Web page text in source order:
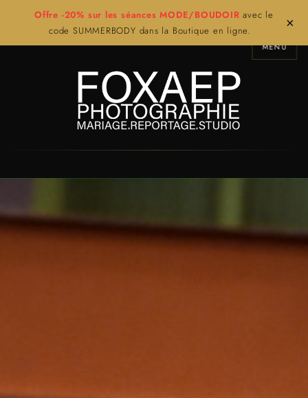
Offre -20% sur les séances MODE/BOUDOIR avec le
code SUMMERBODY dans la Boutique en ligne.
×
MENU